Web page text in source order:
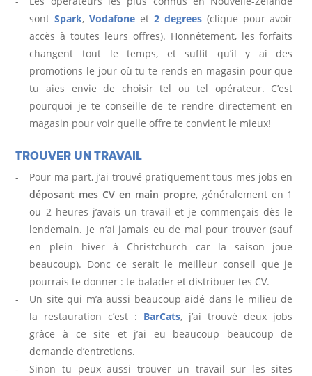
sontSpark,Vodafone et 2 degrees(clique pour avoir
accès à toutes leurs offres). Honnêtement, les forfaits
changent tout le temps, et suffit qu’il y ai des
promotions le jour où tu te rends en magasin pour que
tu aies envie de choisir tel ou tel opérateur. C’est
pourquoi je te conseille de te rendre directement en
magasin pour voir quelle offre te convient le mieux!
TROUVER UN TRAVAIL
Pour ma part, j’ai trouvé pratiquement tous mes jobs en
déposant mes CV en main propre, généralement en 1
ou 2 heures j’avais un travail et je commençais dès le
lendemain. Je n’ai jamais eu de mal pour trouver (sauf
en plein hiver à Christchurch car la saison joue
beaucoup). Donc ce serait le meilleur conseil que je
pourrais te donner : te balader et distribuer tes CV.
Un site qui m’a aussi beaucoup aidé dans le milieu de
la restauration c’est : BarCats, j’ai trouvé deux jobs
grâce à ce site et j’ai eu beaucoup beaucoup de
demande d’entretiens.
Sinon tu peux aussi trouver un travail sur les sites